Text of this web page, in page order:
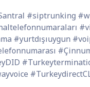
#siptrunking
#yurtdışıuygun